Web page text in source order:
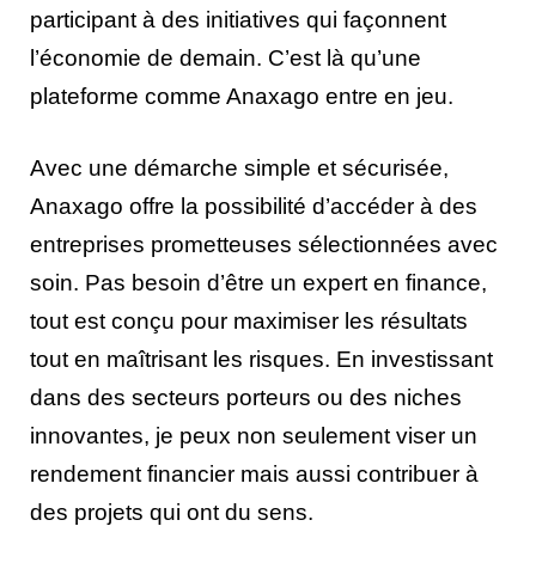
participant à des initiatives qui façonnent
l’économie de demain. C’est là qu’une
plateforme comme Anaxago entre en jeu.
Avec une démarche simple et sécurisée,
Anaxago offre la possibilité d’accéder à des
entreprises prometteuses sélectionnées avec
soin. Pas besoin d’être un expert en finance,
tout est conçu pour maximiser les résultats
tout en maîtrisant les risques. En investissant
dans des secteurs porteurs ou des niches
innovantes, je peux non seulement viser un
rendement financier mais aussi contribuer à
des projets qui ont du sens.